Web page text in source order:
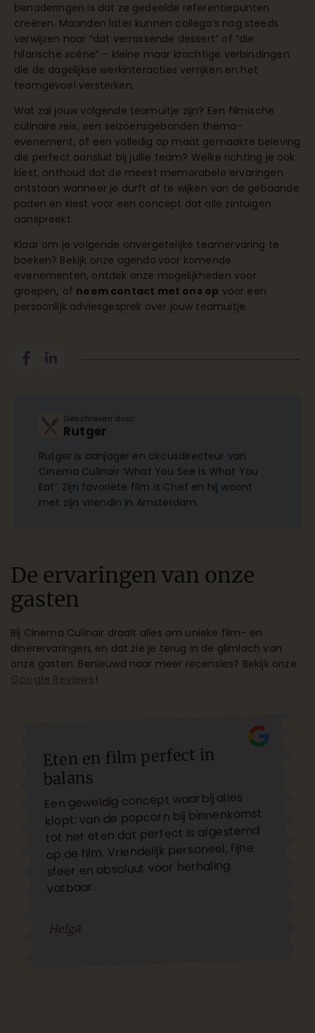
benaderingen is dat ze gedeelde referentiepunten
creëren. Maanden later kunnen collega’s nog steeds
verwijzen naar “dat verrassende dessert” of “die
hilarische scène” – kleine maar krachtige verbindingen
die de dagelijkse werkinteracties verrijken en het
teamgevoel versterken.
Wat zal jouw volgende teamuitje zijn? Een filmische
culinaire reis, een seizoensgebonden thema-
evenement, of een volledig op maat gemaakte beleving
die perfect aansluit bij jullie team? Welke richting je ook
kiest, onthoud dat de meest memorabele ervaringen
ontstaan wanneer je durft af te wijken van de gebaande
paden en kiest voor een concept dat alle zintuigen
aanspreekt.
Klaar om je volgende onvergetelijke teamervaring te
boeken? Bekijk onze agenda voor komende
evenementen, ontdek onze mogelijkheden voor
groepen, of neem contact met ons op voor een
persoonlijk adviesgesprek over jouw teamuitje.
Geschreven door:
Rutger
Rutger is aanjager en circusdirecteur van
Cinema Culinair ‘What You See is What You
Eat’. Zijn favoriete film is Chef en hij woont
met zijn vriendin in Amsterdam.
De ervaringen van onze
gasten
Bij Cinema Culinair draait alles om unieke film- en
dinerervaringen, en dat zie je terug in de glimlach van
onze gasten. Benieuwd naar meer recensies? Bekijk onze
Google Reviews !
Eten en film perfect in
balans
Een geweldig concept waarbij alles
klopt: van de popcorn bij binnenkomst
tot het eten dat perfect is afgestemd
op de film. Vriendelijk personeel, fijne
sfeer en absoluut voor herhaling
vatbaar.
Helga